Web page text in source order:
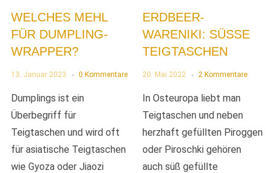
WELCHES MEHL
FÜR DUMPLING-
WRAPPER?
13. Januar 2023 0 Kommentare
Dumplings ist ein
Überbegriff für
Teigtaschen und wird oft
für asiatische Teigtaschen
wie Gyoza oder Jiaozi
ERDBEER-
WARENIKI: SÜSSE T
EIGTASCHEN
20. Mai 2022 2 Kommentare
In Osteuropa liebt man
Teigtaschen und neben
herzhaft gefüllten Piroggen
oder Piroschki gehören
auch süß gefüllte